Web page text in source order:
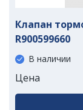
Клапан
R900599660
В наличии
Цена